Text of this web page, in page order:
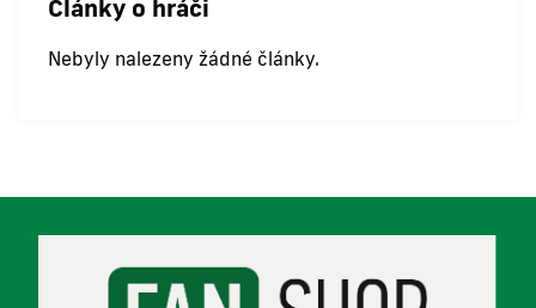
Články o hráči
Nebyly nalezeny žádné články.